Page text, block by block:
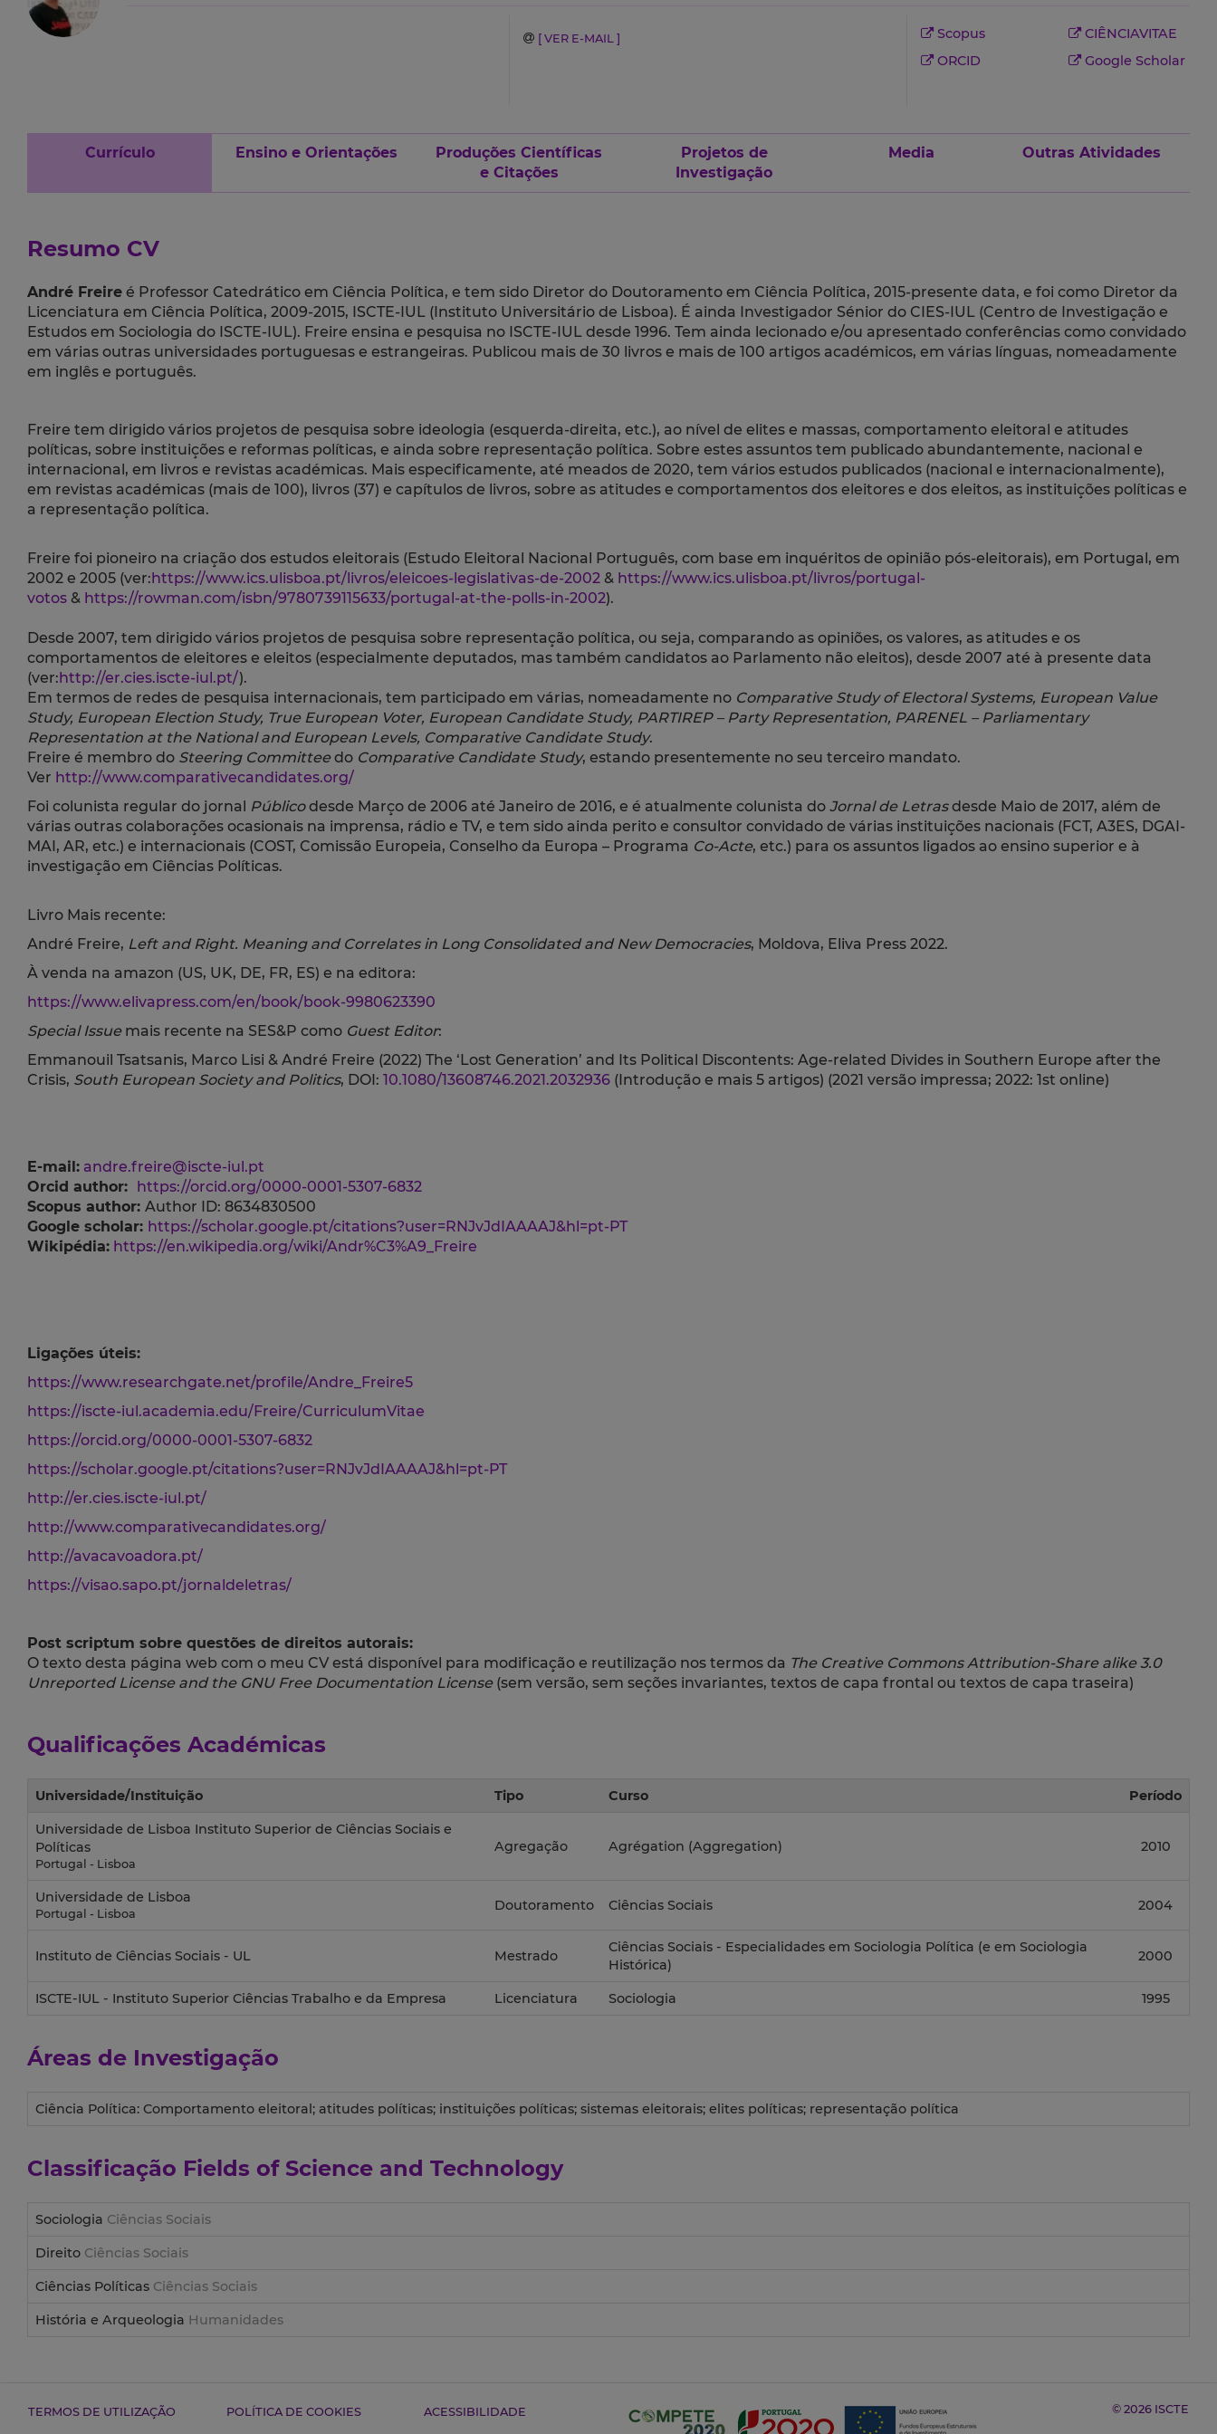
[ VER E-MAIL ] Scopus
CIÊNCIAVITAE
ORCID
Google Scholar
Currículo Ensino e Orientações
Produções Científicas
e Citações
Projetos de
Investigação
Media Outras Atividades
Resumo CV
André Freire é Professor Catedrático em Ciência Política, e tem sido Diretor do Doutoramento em Ciência Política, 2015-presente data, e foi como Diretor da
Licenciatura em Ciência Política, 2009-2015, ISCTE-IUL (Instituto Universitário de Lisboa). É ainda Investigador Sénior do CIES-IUL (Centro de Investigação e
Estudos em Sociologia do ISCTE-IUL). Freire ensina e pesquisa no ISCTE-IUL desde 1996. Tem ainda lecionado e/ou apresentado conferências como convidado
em várias outras universidades portuguesas e estrangeiras. Publicou mais de 30 livros e mais de 100 artigos académicos, em várias línguas, nomeadamente
em inglês e português.
Freire tem dirigido vários projetos de pesquisa sobre ideologia (esquerda-direita, etc.), ao nível de elites e massas, comportamento eleitoral e atitudes
políticas, sobre instituições e reformas políticas, e ainda sobre representação política. Sobre estes assuntos tem publicado abundantemente, nacional e
internacional, em livros e revistas académicas. Mais especificamente, até meados de 2020, tem vários estudos publicados (nacional e internacionalmente),
em revistas académicas (mais de 100), livros (37) e capítulos de livros, sobre as atitudes e comportamentos dos eleitores e dos eleitos, as instituições políticas e
a representação política.
Freire foi pioneiro na criação dos estudos eleitorais (Estudo Eleitoral Nacional Português, com base em inquéritos de opinião pós-eleitorais), em Portugal, em
2002 e 2005 (ver: https://www.ics.ulisboa.pt/livros/eleicoes-legislativas-de-2002 & https://www.ics.ulisboa.pt/livros/portugal-
votos & https://rowman.com/isbn/9780739115633/portugal-at-the-polls-in-2002).
Desde 2007, tem dirigido vários projetos de pesquisa sobre representação política, ou seja, comparando as opiniões, os valores, as atitudes e os
comportamentos de eleitores e eleitos (especialmente deputados, mas também candidatos ao Parlamento não eleitos), desde 2007 até à presente data
(ver: http://er.cies.iscte-iul.pt/).
Em termos de redes de pesquisa internacionais, tem participado em várias, nomeadamente no Comparative Study of Electoral Systems, European Value
Study, European Election Study, True European Voter, European Candidate Study, PARTIREP – Party Representation, PARENEL – Parliamentary
Representation at the National and European Levels, Comparative Candidate Study.
Freire é membro do Steering Committeedo Comparative Candidate Study, estando presentemente no seu terceiro mandato.
Ver http://www.comparativecandidates.org/
Foi colunista regular do jornal
Públicodesde Março de 2006 até Janeiro de 2016, e é atualmente colunista do Jornal de Letrasdesde Maio de 2017, além de
várias outras colaborações ocasionais na imprensa, rádio e TV, e tem sido ainda perito e consultor convidado de várias instituições nacionais (FCT, A3ES, DGAI-
MAI, AR, etc.) e internacionais (COST, Comissão Europeia, Conselho da Europa – Programa Co-Acte, etc.) para os assuntos ligados ao ensino superior e à
investigação em Ciências Políticas.
Livro Mais recente:
André Freire, Left and Right. Meaning and Correlates in Long Consolidated and New Democracies, Moldova, Eliva Press 2022.
À venda na amazon (US, UK, DE, FR, ES) e na editora:
https://www.elivapress.com/en/book/book-9980623390
Special Issuemais recente na SES&P como Guest Editor:
Emmanouil Tsatsanis, Marco Lisi & André Freire (2022) The ‘Lost Generation’ and Its Political Discontents: Age-related Divides in Southern Europe after the
Crisis, South European Society and Politics, DOI: 10.1080/13608746.2021.2032936 (Introdução e mais 5 artigos) (2021 versão impressa; 2022: 1st online)
E-mail: andre.freire@iscte-iul.pt
Orcid author:
https://orcid.org/0000-0001-5307-6832
Scopus author: Author ID: 8634830500
Google scholar: https://scholar.google.pt/citations?user=RNJvJdIAAAAJ&hl=pt-PT
Wikipédia: https://en.wikipedia.org/wiki/Andr%C3%A9_Freire
Ligações úteis:
https://www.researchgate.net/profile/Andre_Freire5
https://iscte-iul.academia.edu/Freire/CurriculumVitae
https://orcid.org/0000-0001-5307-6832
https://scholar.google.pt/citations?user=RNJvJdIAAAAJ&hl=pt-PT
http://er.cies.iscte-iul.pt/
http://www.comparativecandidates.org/
http://avacavoadora.pt/
https://visao.sapo.pt/jornaldeletras/
Post scriptum sobre questões de direitos autorais:
O texto desta página web com o meu CV está disponível para modificação e reutilização nos termos da The Creative Commons Attribution-Share alike 3.0
Unreported License and the GNU Free Documentation License(sem versão, sem seções invariantes, textos de capa frontal ou textos de capa traseira)
Qualificações Académicas
Universidade/Instituição Tipo Curso Período
Universidade de Lisboa Instituto Superior de Ciências Sociais e
Políticas
Portugal - Lisboa
Agregação Agrégation (Aggregation) 2010
Universidade de Lisboa
Portugal - Lisboa
Doutoramento Ciências Sociais 2004
Instituto de Ciências Sociais - UL Mestrado
Ciências Sociais - Especialidades em Sociologia Política (e em Sociologia
Histórica)
2000
ISCTE-IUL - Instituto Superior Ciências Trabalho e da Empresa Licenciatura Sociologia 1995
Áreas de Investigação
Ciência Política: Comportamento eleitoral; atitudes políticas; instituições políticas; sistemas eleitorais; elites políticas; representação política
Classificação Fields of Science and Technology
Sociologia Ciências Sociais
Direito Ciências Sociais
Ciências Políticas Ciências Sociais
História e Arqueologia Humanidades
TERMOS DE UTILIZAÇÃO POLÍTICA DE COOKIES ACESSIBILIDADE © 2026 ISCTE